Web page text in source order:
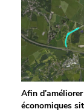
Afin
économiques